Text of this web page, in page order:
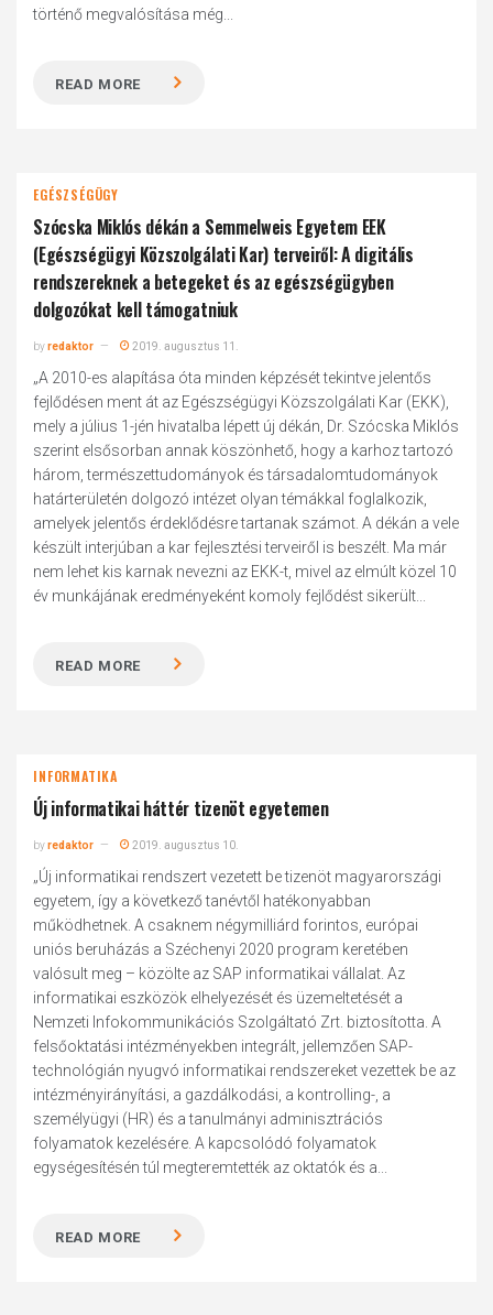
történő megvalósítása még...
READ MORE
EGÉSZSÉGÜGY
Szócska Miklós dékán a Semmelweis Egyetem EEK
(Egészségügyi Közszolgálati Kar) terveiről: A digitális
rendszereknek a betegeket és az egészségügyben
dolgozókat kell támogatniuk
byredaktor 2019. augusztus 11.
„A 2010-es alapítása óta minden képzését tekintve jelentős
fejlődésen ment át az Egészségügyi Közszolgálati Kar (EKK),
mely a július 1-jén hivatalba lépett új dékán, Dr. Szócska Miklós
szerint elsősorban annak köszönhető, hogy a karhoz tartozó
három, természettudományok és társadalomtudományok
határterületén dolgozó intézet olyan témákkal foglalkozik,
amelyek jelentős érdeklődésre tartanak számot. A dékán a vele
készült interjúban a kar fejlesztési terveiről is beszélt. Ma már
nem lehet kis karnak nevezni az EKK-t, mivel az elmúlt közel 10
év munkájának eredményeként komoly fejlődést sikerült...
READ MORE
INFORMATIKA
Új informatikai háttér tizenöt egyetemen
byredaktor 2019. augusztus 10.
„Új informatikai rendszert vezetett be tizenöt magyarországi
egyetem, így a következő tanévtől hatékonyabban
működhetnek. A csaknem négymilliárd forintos, európai
uniós beruházás a Széchenyi 2020 program keretében
valósult meg – közölte az SAP informatikai vállalat. Az
informatikai eszközök elhelyezését és üzemeltetését a
Nemzeti Infokommunikációs Szolgáltató Zrt. biztosította. A
felsőoktatási intézményekben integrált, jellemzően SAP-
technológián nyugvó informatikai rendszereket vezettek be az
intézményirányítási, a gazdálkodási, a kontrolling-, a
személyügyi (HR) és a tanulmányi adminisztrációs
folyamatok kezelésére. A kapcsolódó folyamatok
egységesítésén túl megteremtették az oktatók és a...
READ MORE